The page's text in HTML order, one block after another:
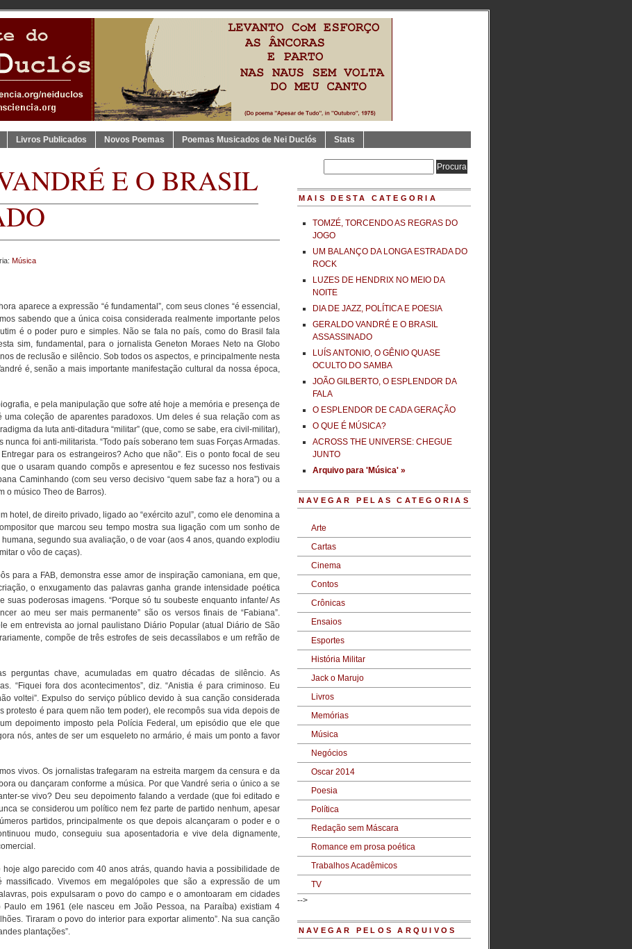
Livros Publicados Novos Poemas Poemas Musicados de Nei Duclós Stats
E O BRASIL
Música
aparece a expressão “é fundamental”, com seus clones “é essencial,
sabendo que a única coisa considerada realmente importante pelos
é o poder puro e simples. Não se fala no país, como do Brasil fala
sim, fundamental, para o jornalista Geneton Moraes Neto na Globo
de reclusão e silêncio. Sob todos os aspectos, e principalmente nesta
é, senão a mais importante manifestação cultural da nossa época,
e pela manipulação que sofre até hoje a memória e presença de
coleção de aparentes paradoxos. Um deles é sua relação com as
da luta anti-ditadura “militar” (que, como se sabe, era civil-militar),
nunca foi anti-militarista. “Todo país soberano tem suas Forças Armadas.
para os estrangeiros? Acho que não”. Eis o ponto focal de seu
o usaram quando compõs e apresentou e fez sucesso nos festivais
Caminhando (com seu verso decisivo “quem sabe faz a hora”) ou a
o músico Theo de Barros).
hotel, de direito privado, ligado ao “exército azul”, como ele denomina a
que marcou seu tempo mostra sua ligação com um sonho de
segundo sua avaliação, o de voar (aos 4 anos, quando explodiu
o vôo de caças).
para a FAB, demonstra esse amor de inspiração camoniana, em que,
o enxugamento das palavras ganha grande intensidade poética
suas poderosas imagens. “Porque só tu soubeste enquanto infante/ As
ao meu ser mais permanente” são os versos finais de “Fabiana”.
em entrevista ao jornal paulistano Diário Popular (atual Diário de São
compõe de três estrofes de seis decassílabos e um refrão de
perguntas chave, acumuladas em quatro décadas de silêncio. As
“Fiquei fora dos acontecimentos”, diz. “Anistia é para criminoso. Eu
voltei”. Expulso do serviço público devido à sua canção considerada
protesto é para quem não tem poder), ele recompôs sua vida depois de
depoimento imposto pela Polícia Federal, um episódio que ele que
nós, antes de ser um esqueleto no armário, é mais um ponto a favor
vivos. Os jornalistas trafegaram na estreita margem da censura e da
ou dançaram conforme a música. Por que Vandré seria o único a se
se vivo? Deu seu depoimento falando a verdade (que foi editado e
se considerou um político nem fez parte de partido nenhum, apesar
partidos, principalmente os que depois alcançaram o poder e o
mudo, conseguiu sua aposentadoria e vive dela dignamente,
hoje algo parecido com 40 anos atrás, quando havia a possibilidade de
Vivemos em megalópoles que são a expressão de um
pois expulsaram o povo do campo e o amontoaram em cidades
Paulo em 1961 (ele nasceu em João Pessoa, na Paraíba) existiam 4
Tiraram o povo do interior para exportar alimento”. Na sua canção
plantações”.
MAIS DESTA CATEGORIA
TOMZÉ, TORCENDO AS REGRAS DO
JOGO
UM BALANÇO DA LONGA ESTRADA DO
ROCK
LUZES DE HENDRIX NO MEIO DA
NOITE
DIA DE JAZZ, POLÍTICA E POESIA
GERALDO VANDRÉ E O BRASIL
ASSASSINADO
LUÍS ANTONIO, O GÊNIO QUASE
OCULTO DO SAMBA
JOÃO GILBERTO, O ESPLENDOR DA
FALA
O ESPLENDOR DE CADA GERAÇÃO
O QUE É MÚSICA?
ACROSS THE UNIVERSE: CHEGUE
JUNTO
Arquivo para 'Música' »
NAVEGAR PELAS CATEGORIAS
Arte
Cartas
Cinema
Contos
Crônicas
Ensaios
Esportes
História Militar
Jack o Marujo
Livros
Memórias
Música
Negócios
Oscar 2014
Poesia
Política
Redação sem Máscara
Romance em prosa poética
Trabalhos Acadêmicos
TV
-->
NAVEGAR PELOS ARQUIVOS